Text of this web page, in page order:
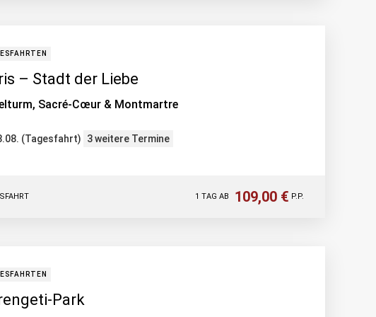
– Stadt der Liebe
Sacré-Cœur & Montmartre
(Tagesfahrt) 3 weitere Termine
1 TAG AB 109,00 € P.P.
Park